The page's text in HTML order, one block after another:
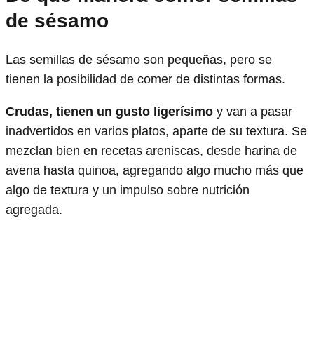
de sésamo
Las semillas de sésamo son pequeñas, pero se
tienen la posibilidad de comer de distintas formas.
Crudas, tienen un gusto ligerísimo y van a pasar
inadvertidos en varios platos, aparte de su textura. Se
mezclan bien en recetas areniscas, desde harina de
avena hasta quinoa, agregando algo mucho más que
algo de textura y un impulso sobre nutrición
agregada.